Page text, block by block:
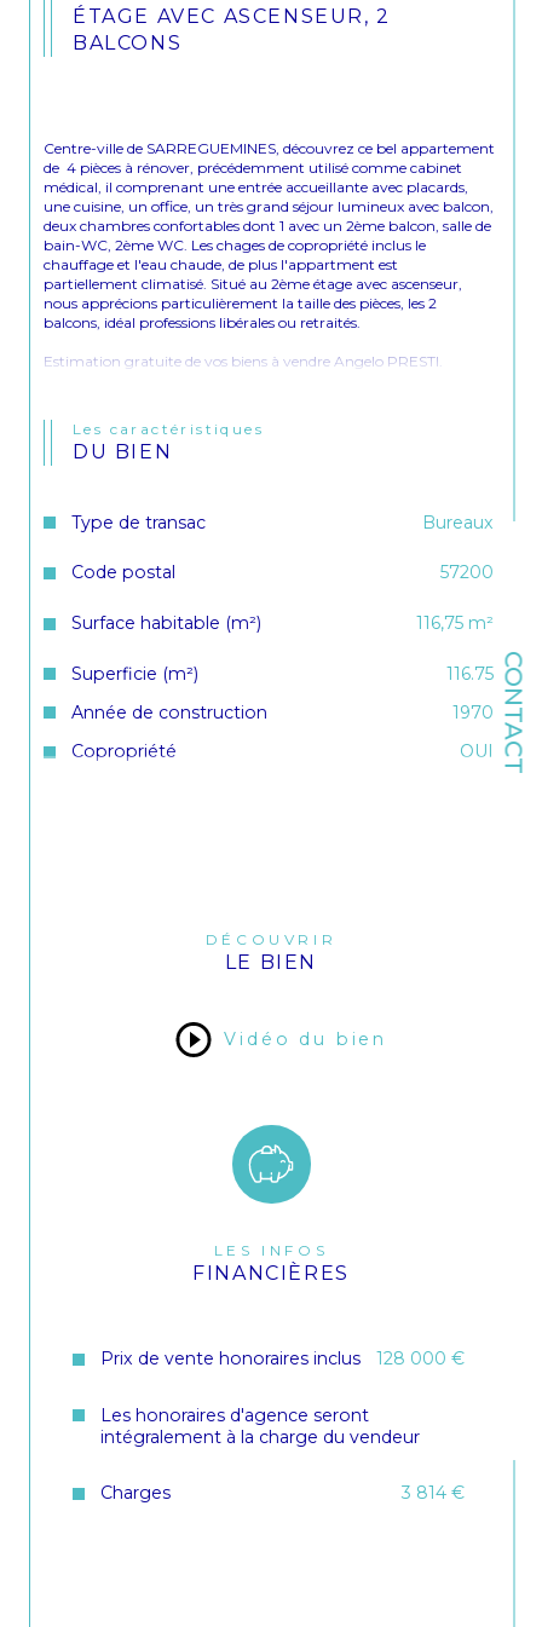
CONTACT
ÉTAGE AVEC ASCENSEUR, 2
BALCONS
Centre-ville de SARREGUEMINES, découvrez ce bel appartement
de  4 pièces à rénover, précédemment utilisé comme cabinet
médical, il comprenant une entrée accueillante avec placards,
une cuisine, un office, un très grand séjour lumineux avec balcon,
deux chambres confortables dont 1 avec un 2ème balcon, salle de
bain-WC, 2ème WC. Les chages de copropriété inclus le
chauffage et l'eau chaude, de plus l'appartment est
partiellement climatisé. Situé au 2ème étage avec ascenseur,
nous apprécions particulièrement la taille des pièces, les 2
balcons, idéal professions libérales ou retraités.
Estimation gratuite de vos biens à vendre Angelo PRESTI.
Les caractéristiques
DU BIEN
Type de transac Bureaux
Code postal 57200
Surface habitable (m²) 116,75 m²
Superficie (m²)
116.75
Année de construction
1970
Copropriété
OUI
DÉCOUVRIR
LE BIEN
Vidéo du bien
LES INFOS
FINANCIÈRES
Prix de vente honoraires inclus 128 000 €
Les honoraires d'agence seront
intégralement à la charge du vendeur
Charges 3 814 €